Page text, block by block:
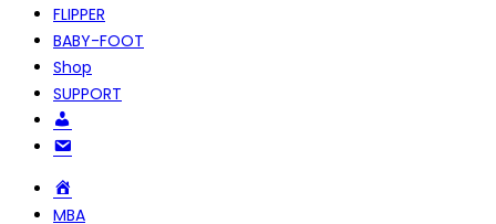
FLIPPER
BABY-FOOT
Shop
SUPPORT
MBA